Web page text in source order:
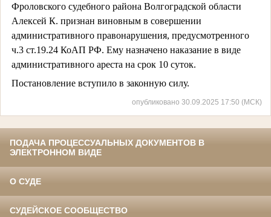
Фроловского судебного района Волгоградской области
Алексей К. признан виновным в совершении
административного правонарушения, предусмотренного
ч.3 ст.19.24 КоАП РФ. Ему назначено наказание в виде
административного ареста на срок 10 суток.
Постановление вступило в законную силу.
опубликовано 30.09.2025 17:50 (МСК)
ПОДАЧА ПРОЦЕССУАЛЬНЫХ ДОКУМЕНТОВ В
ЭЛЕКТРОННОМ ВИДЕ
О СУДЕ
СУДЕЙСКОЕ СООБЩЕСТВО